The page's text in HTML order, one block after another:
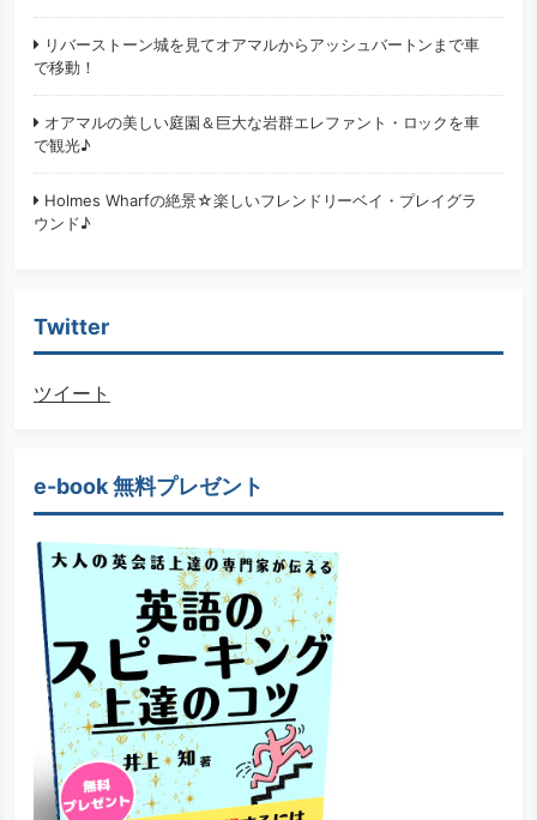
リバーストーン城を見てオアマルからアッシュバートンまで車
で移動！
オアマルの美しい庭園＆巨大な岩群エレファント・ロックを車
で観光♪
Holmes Wharfの絶景☆楽しいフレンドリーベイ・プレイグラ
ウンド♪
Twitter
ツイート
e-book 無料プレゼント